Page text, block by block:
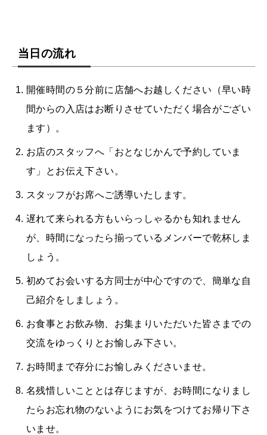
当日の流れ
開催時間の５分前に店舗へお越しください（早い時
間からの入店はお断りさせていただく場合がござい
ます）。
お店のスタッフへ「おとなじかんで予約していま
す」とお伝え下さい。
スタッフがお席へご誘導いたします。
遅れて来られる方もいらっしゃるかも知れません
が、時間になったら揃っているメンバーで乾杯しま
しょう。
初めてお会いする方同士が中心ですので、簡単な自
己紹介をしましょう。
お食事とお飲み物、お集まりいただいた皆さまでの
交流をゆっくりとお愉しみ下さい。
お時間まで存分にお愉しみくださいませ。
名残惜しいこととは存じますが、お時間になりまし
たらお忘れ物のないようにお気をつけてお帰り下さ
いませ。